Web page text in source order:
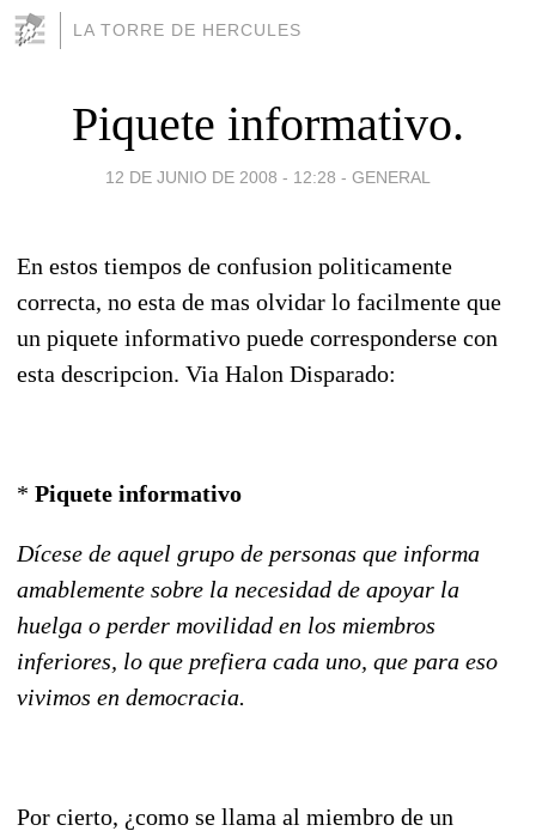
LA TORRE DE HERCULES
Piquete informativo.
12 DE JUNIO DE 2008 - 12:28 - GENERAL
En estos tiempos de confusion politicamente
correcta, no esta de mas olvidar lo facilmente que
un piquete informativo puede corresponderse con
esta descripcion. Via Halon Disparado:
* Piquete informativo
Dícese de aquel grupo de personas que informa
amablemente sobre la necesidad de apoyar la
huelga o perder movilidad en los miembros
inferiores, lo que prefiera cada uno, que para eso
vivimos en democracia.
Por cierto, ¿como se llama al miembro de un